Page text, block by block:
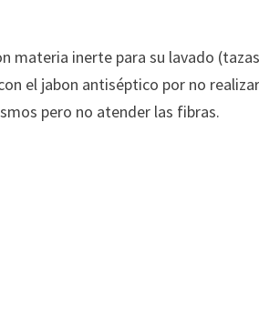
materia inerte para su lavado
el jabon antiséptico por no
pero no atender las fibras.